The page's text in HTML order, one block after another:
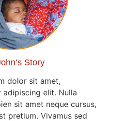
Story
dolor sit amet,
adipiscing elit. Nulla
sit amet neque cursus,
pretium. Vivamus sed